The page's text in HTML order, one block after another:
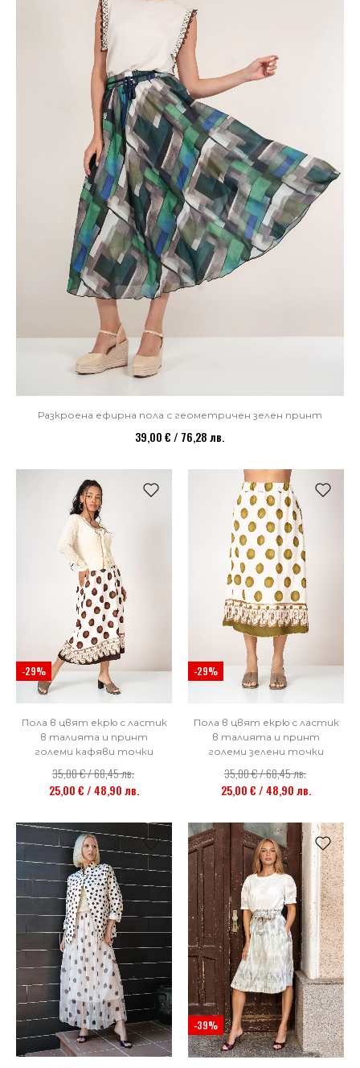
Разкроена ефирна пола с геометричен зелен принт
39,00 € / 76,28 лв.
-29%
Пола в цвят екрю с ластик
в талията и принт
големи кафяви точки
35,00 € / 68,45 лв.
25,00 € / 48,90 лв.
-29%
Пола в цвят екрю с ластик
в талията и принт
големи зелени точки
35,00 € / 68,45 лв.
25,00 € / 48,90 лв.
-39%